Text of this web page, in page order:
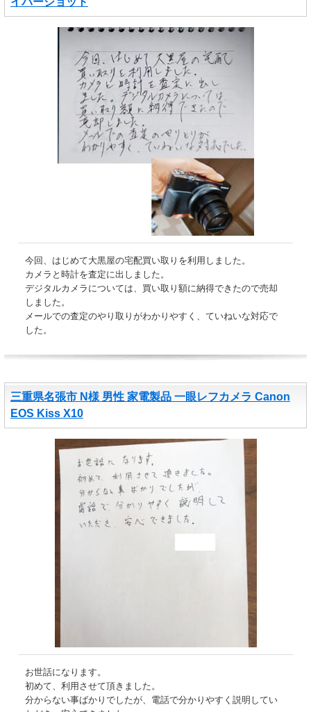
今回、はじめて大黒屋の宅配買い取りを利用しました。
カメラと時計を査定に出しました。
デジタルカメラについては、買い取り額に納得できたので売却
しました。
メールでの査定のやり取りがわかりやすく、ていねいな対応で
した。
三重県名張市 N様 男性 家電製品 一眼レフカメラ Canon
EOS Kiss X10
お世話になります。
初めて、利用させて頂きました。
分からない事ばかりでしたが、電話で分かりやすく説明してい